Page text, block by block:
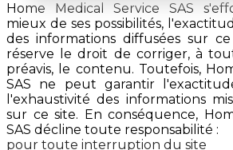
Home Medical Service SAS
mieux de ses possibilités,
des informations diffusées sur
réserve le droit de corriger, à
préavis, le contenu. Toutefois,
SAS ne peut garantir
l'exhaustivité des informations
sur ce site. En conséquence,
SAS décline toute responsabilité :
pour toute interruption du site